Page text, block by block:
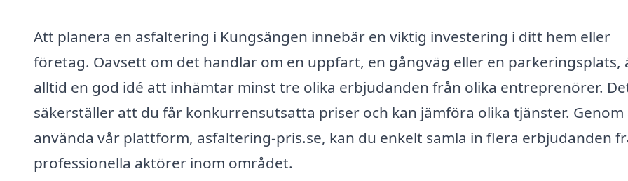
Att planera en asfaltering i Kungsängen innebär en viktig investering i ditt hem eller
företag. Oavsett om det handlar om en uppfart, en gångväg eller en parkeringsplats,
alltid en god idé att inhämtar minst tre olika erbjudanden från olika entreprenörer.
säkerställer att du får konkurrensutsatta priser och kan jämföra olika tjänster.
använda vår plattform, asfaltering-pris.se, kan du enkelt samla in flera erbjudanden
professionella aktörer inom området.